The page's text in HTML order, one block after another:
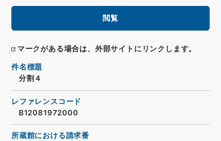
閲覧
マークがある場合は、外部サイトにリンクします。
件名標題
分割４
レファレンスコード
B12081972000
所蔵館における請求番